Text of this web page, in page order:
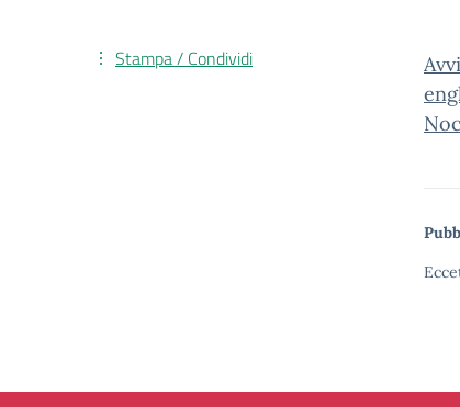
Stampa / Condividi